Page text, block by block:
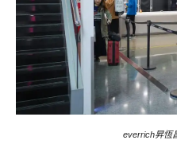
everrich昇恆